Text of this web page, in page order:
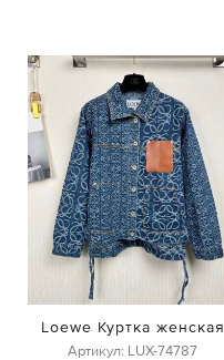
Loewe Куртка женская
Артикул: LUX-74787